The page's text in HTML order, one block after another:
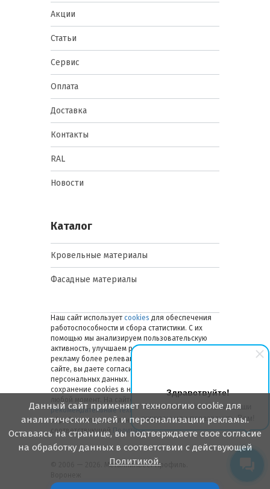
Здравствуйте!
Мы готовы ответить на Ваши
вопросы или перезвонить Вам!
Акции
Статьи
Сервис
Оплата
Доставка
Контакты
RAL
Новости
Каталог
Кровельные материалы
Фасадные материалы
Наш сайт использует cookies для обеспечения
работоспособности и сбора статистики. С их
помощью мы анализируем пользовательскую
активность, улучшаем работу сайта и делаем
рекламу более релевантной. Оставаясь на
сайте, вы даете согласие на обработку ваших
персональных данных. Вы можете отключить
сохранение cookies в настройках браузера в
любой момент. На сайте также применяются
рекомендательные технологии. Подробнее об
обработке персональных данных — в
соответствующей
Политике.
© 2006 — 2026. Металлинвест Профиль.
Данный сайт применяет технологию cookie для
аналитических целей и персонализации рекламы.
Оставаясь на странице, вы подтверждаете свое согласие
на обработку данных в соответствии с действующей
Политикой.